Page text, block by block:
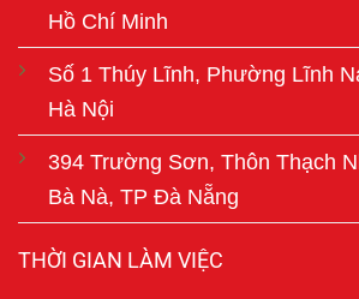
Hồ Chí Minh
Số 1 Thúy Lĩnh, Phường Lĩnh
Hà Nội
394 Trường Sơn, Thôn Thạch
Bà Nà, TP Đà Nẵng
THỜI GIAN LÀM VIỆC